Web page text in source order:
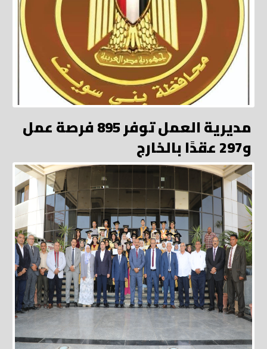
مديرية العمل توفر 895 فرصة عمل
و297 عقدًا بالخارج